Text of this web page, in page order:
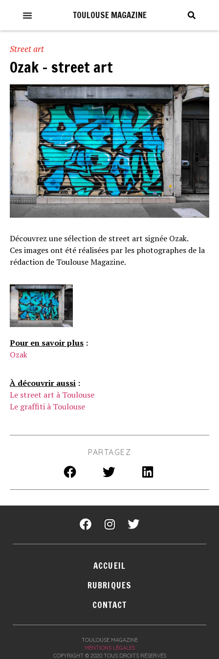
TOULOUSE MAGAZINE
Street art
Ozak – street art
Découvrez une sélection de street art signée Ozak.
Ces images ont été réalisées par les photographes de la
rédaction de Toulouse Magazine.
Pour en savoir plus :
Ozak
À découvrir aussi :
Le street art à Toulouse
Le graffiti à Toulouse
PARTAGEZ
ACCUEIL
RUBRIQUES
CONTACT
TOULOUSE MAGAZINE
MENTIONS LÉGALES
COPYRIGHT © 2020 TOUS DROITS RÉSERVÉS